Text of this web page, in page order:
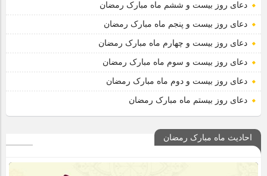
دعای روز بیست و ششم ماه مبارک رمضان
دعای روز بیست و پنجم ماه مبارک رمضان
دعای روز بیست و چهارم ماه مبارک رمضان
دعای روز بیست و سوم ماه مبارک رمضان
دعای روز بیست و دوم ماه مبارک رمضان
دعای روز بیستم ماه مبارک رمضان
احادیث ماه مبارک رمضان